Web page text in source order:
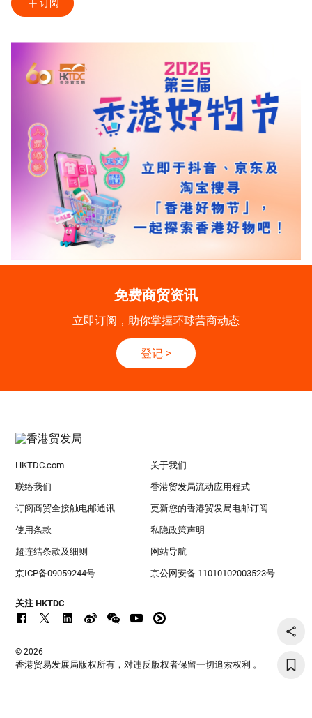
订阅
免费商贸资讯
立即订阅，助你掌握环球营商动态
登记 >
HKTDC.com 关于我们
联络我们 香港贸发局流动应用程式
订阅商贸全接触电邮通讯 更新您的香港贸发局电邮订阅
使用条款 私隐政策声明
超连结条款及细则 网站导航
京ICP备09059244号 京公网安备 11010102003523号
关注 HKTDC
© 2026
香港贸易发展局版权所有，对违反版权者保留一切追索权利 。